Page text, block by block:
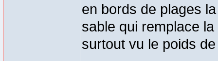
en bords de plages
sable qui remplace
surtout vu le poids